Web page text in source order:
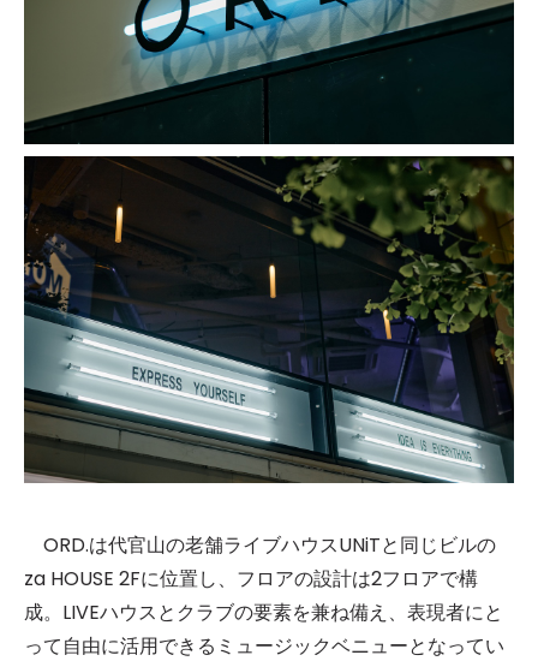
ORD.は代官山の老舗ライブハウスUNiTと同じビルの
za HOUSE 2Fに位置し、フロアの設計は2フロアで構
成。LIVEハウスとクラブの要素を兼ね備え、表現者にと
って自由に活用できるミュージックベニューとなってい